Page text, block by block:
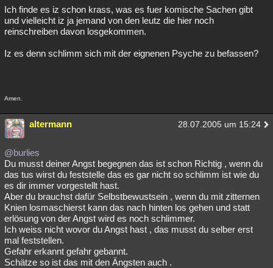
Ich finde es iz schon krass, was es fuer komische Sachen gibt
und vielleicht iz ja jemand von den leutz die hier noch
reinschreiben davon losgekommen.
Iz es denn schlimm sich mit der eignenen Psyche zu befassen?
Amen.
altermann 28.07.2005 um 15:24
@burlies
Du musst deiner Angst begegnen das ist schon Richtig , wenn du
das tus wirst du feststelle das es gar nicht so schlimm ist wie du
es dir immer vorgestellt hast.
Aber du brauchst dafür Selbstbewustsein , wenn du mit zitternen
Knien losmaschierst kann das nach hinten los gehen und statt
erlösung von der Angst wird es noch schlimmer.
Ich weiss nicht wovor du Angst hast , das musst du selber erst
mal feststellen.
Gefahr erkannt gefahr gebannt.
Schätze so ist das mit den Ängsten auch .